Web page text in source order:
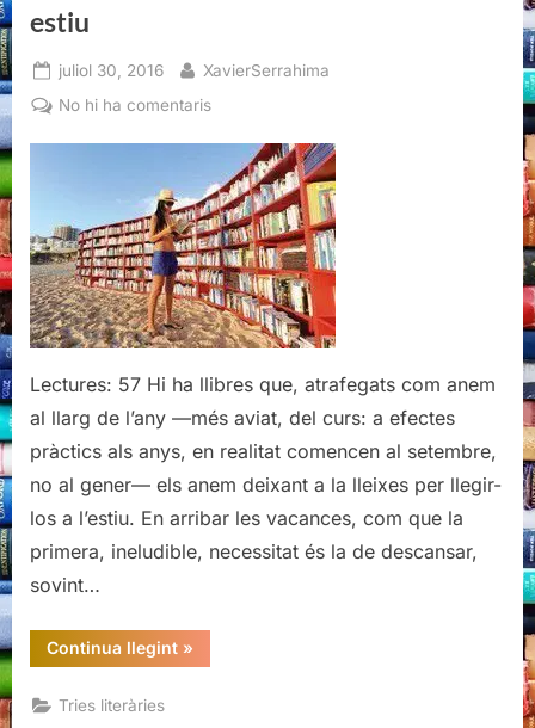
estiu
Posted
on
juliol 30, 2016 By
XavierSerrahima
No hi ha comentarisa
literàries
per
aquest
estiu
Lectures: 57 Hi ha llibres que, atrafegats com anem
al llarg de l’any —més aviat, del curs: a efectes
pràctics als anys, en realitat comencen al setembre,
no al gener— els anem deixant a la lleixes per llegir-
los a l’estiu. En arribar les vacances, com que la
primera, ineludible, necessitat és la de descansar,
sovint…
Continua llegint“Recomanacions
literàries
»
Tries literàries